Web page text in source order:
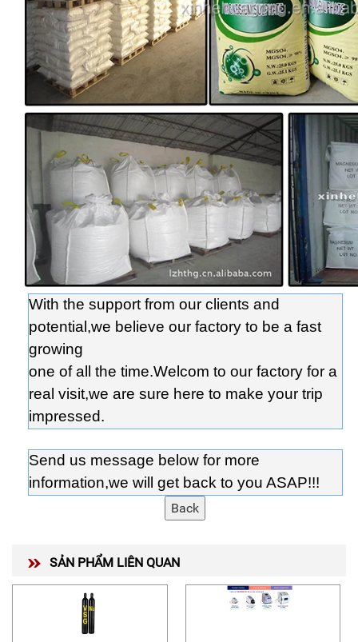
With the support from our clients and
potential,we believe our factory to be a fast
growing
one of all the time.Welcom to our factory for a
real visit,we are sure here to make your trip
impressed.
Send us message below for more
information,we will get back to you ASAP!!!
SẢN PHẨM LIÊN QUAN